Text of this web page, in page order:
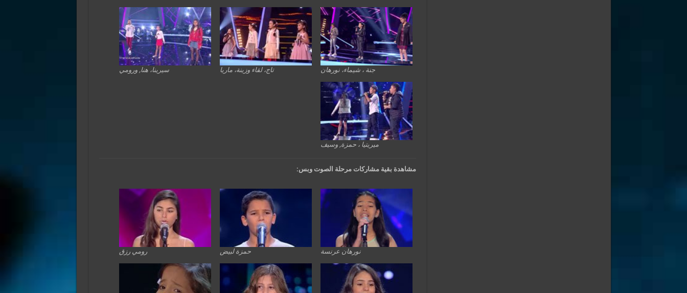
جنة ، شيماء، نورهان تاج، لقاء وزينة، ماريا سيرينا، هنا, ورومي
ميريتيا ، حمزة, وسيف
مشاهدة بقية مشاركات مرحلة الصوت وبس:
نورهان عرنسة حمزة لبيض رومي رزق